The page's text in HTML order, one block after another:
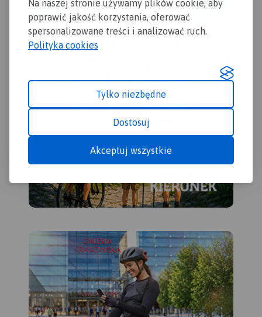
Na naszej stronie używamy plików cookie, aby
poprawić jakość korzystania, oferować
spersonalizowane treści i analizować ruch.
Polityka cookies
Tylko niezbędne
Dostosuj
Akceptuj wszystkie